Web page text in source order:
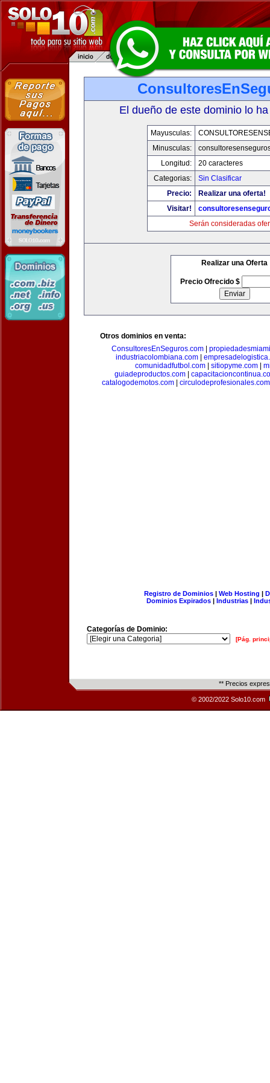
El dueño de este dominio lo
Mayusculas:
Minusculas:
Longitud:
20 caracteres
Categorias:
Sin Clasificar
Precio:
Realizar una oferta!
Visitar!
Serán consideradas
Realizar una Oferta
Precio Ofrecido $
Otros dominios en venta:
ConsultoresEnSeguros.com
industriacolombiana.com|
comunidadfutbol.com| sitiopyme.com|
guiadeproductos.com|
catalogodemotos.com
circulodeprofesionales.com
Registro de Dominios| Web Hosting |
Dominios Expirados | Industrias |
Categorías de Dominio:
[Pág.
** Precios
© 2002/2022 Solo10.com